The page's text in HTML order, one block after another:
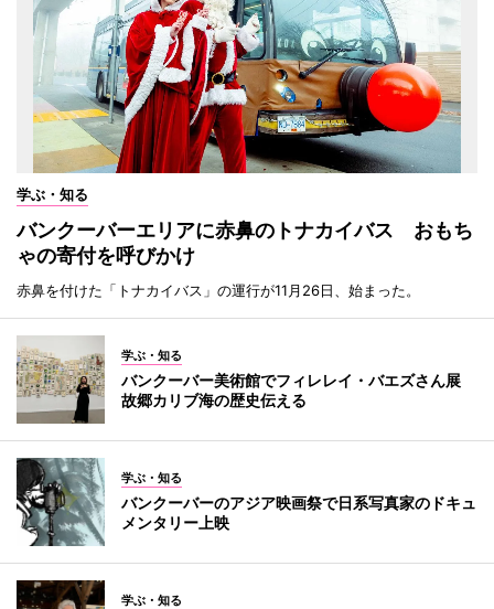
学ぶ・知る
バンクーバーエリアに赤鼻のトナカイバス おもち
ゃの寄付を呼びかけ
赤鼻を付けた「トナカイバス」の運行が11月26日、始まった。
学ぶ・知る
バンクーバー美術館でフィレレイ・バエズさん展
故郷カリブ海の歴史伝える
学ぶ・知る
バンクーバーのアジア映画祭で日系写真家のドキュ
メンタリー上映
学ぶ・知る